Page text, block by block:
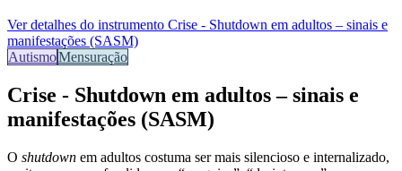
Ver detalhes do instrumento Crise - Shutdown em adultos – sinais e
manifestações (SASM)
AutismoMensuração
Crise - Shutdown em adultos – sinais e
manifestações (SASM)
O shutdown em adultos costuma ser mais silencioso e internalizado,